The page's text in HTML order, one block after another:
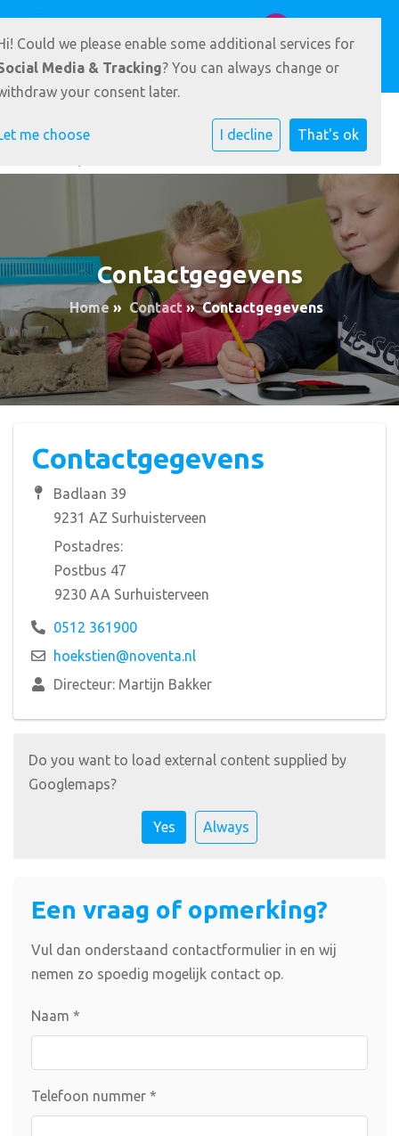
E-mailadres
Contactgegevens
Home » Contact» Contactgegevens
Contactgegevens
Badlaan 39
9231 AZ Surhuisterveen
Postadres:
Postbus 47
9230 AA Surhuisterveen
0512 361900
hoekstien@noventa.nl
Directeur: Martijn Bakker
Do you want to load external content supplied by
Googlemaps?
Yes Always
Een vraag of opmerking?
Vul dan onderstaand contactformulier in en wij
nemen zo spoedig mogelijk contact op.
Naam *
Telefoon nummer *
Could we please enable some additional services for
Media & Tracking? You can always change or
your consent later.
me choose I decline That's ok